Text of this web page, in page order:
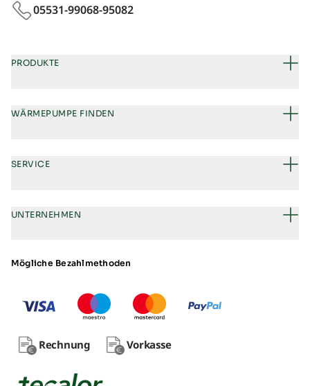
05531-99068‑95082
PRODUKTE
WÄRMEPUMPE FINDEN
SERVICE
UNTERNEHMEN
Mögliche Bezahlmethoden
Rechnung Vorkasse